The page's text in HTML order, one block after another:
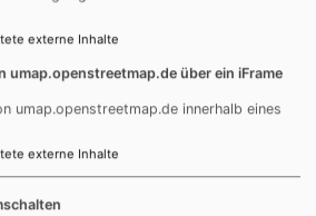
September - November 2024-3
November 2024 - Januar 2025
externe Inhalte
umap.openstreetmap.de über ein iFrame
umap.openstreetmap.de innerhalb eines
externe Inhalte